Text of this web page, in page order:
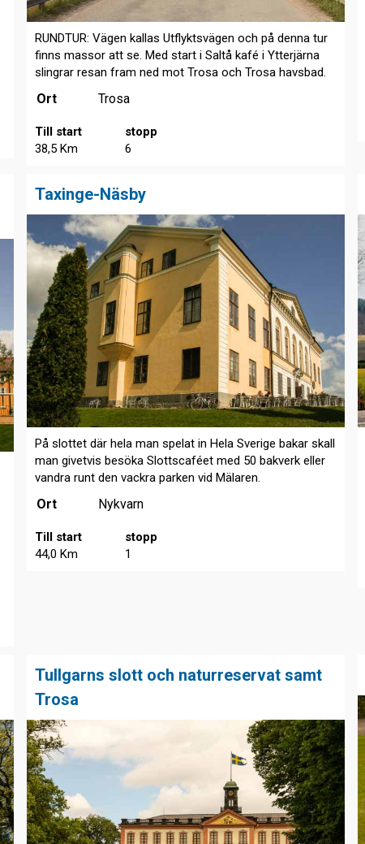
RUNDTUR: Vägen kallas Utflyktsvägen och på denna tur
finns massor att se. Med start i Saltå kafé i Ytterjärna
slingrar resan fram ned mot Trosa och Trosa havsbad.
Ort Trosa
Till start
38,5 Km
stopp
6
Taxinge-Näsby
På slottet där hela man spelat in Hela Sverige bakar skall
man givetvis besöka Slottscaféet med 50 bakverk eller
vandra runt den vackra parken vid Mälaren.
Ort Nykvarn
Till start
44,0 Km
stopp
1
Tullgarns slott och naturreservat samt
Trosa